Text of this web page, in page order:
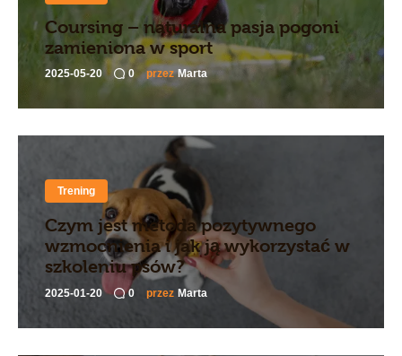
LifestyleCoursing – naturalna pasja pogoni
zamieniona w sport
2025-05-20 0 przez Marta
Trening
Czym jest metoda pozytywnego
wzmocnienia i jak ją wykorzystać w
szkoleniu psów?
2025-01-20 0 przez Marta